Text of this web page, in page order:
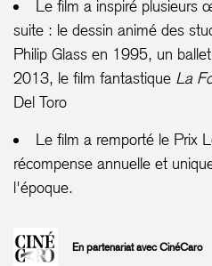
Le film a inspiré plusieurs
suite : le dessin animé des
Philip Glass en 1995, un
2013, le film fantastique La
Del Toro
Le film a remporté le Prix
récompense annuelle et
l'époque.
En partenariat avecCinéCaro